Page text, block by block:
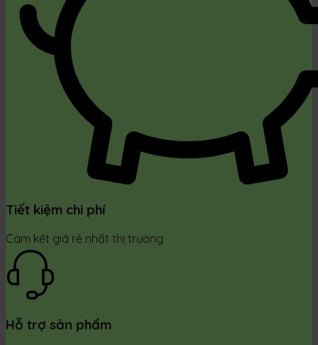
Tiết kiệm chi phí
Cam kết giá rẻ nhất thị trường
Hỗ trợ sản phẩm